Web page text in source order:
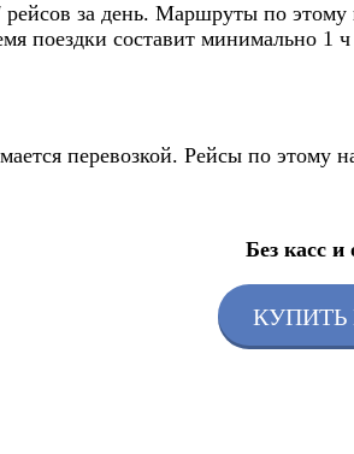
за день. Маршруты по
поездки составит минимально 1
перевозкой. Рейсы по
Без касс и
КУПИТЬ